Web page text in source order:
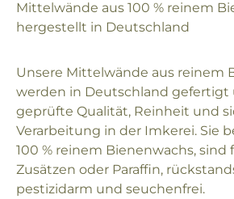
Mittelwände aus 100 % reinem
hergestellt in Deutschland
Unsere Mittelwände aus reinem
werden in Deutschland gefertigt
geprüfte Qualität, Reinheit und
Verarbeitung in der Imkerei. Sie
100 % reinem Bienenwachs, sind
Zusätzen oder Paraffin,
pestizidarm und seuchenfrei.